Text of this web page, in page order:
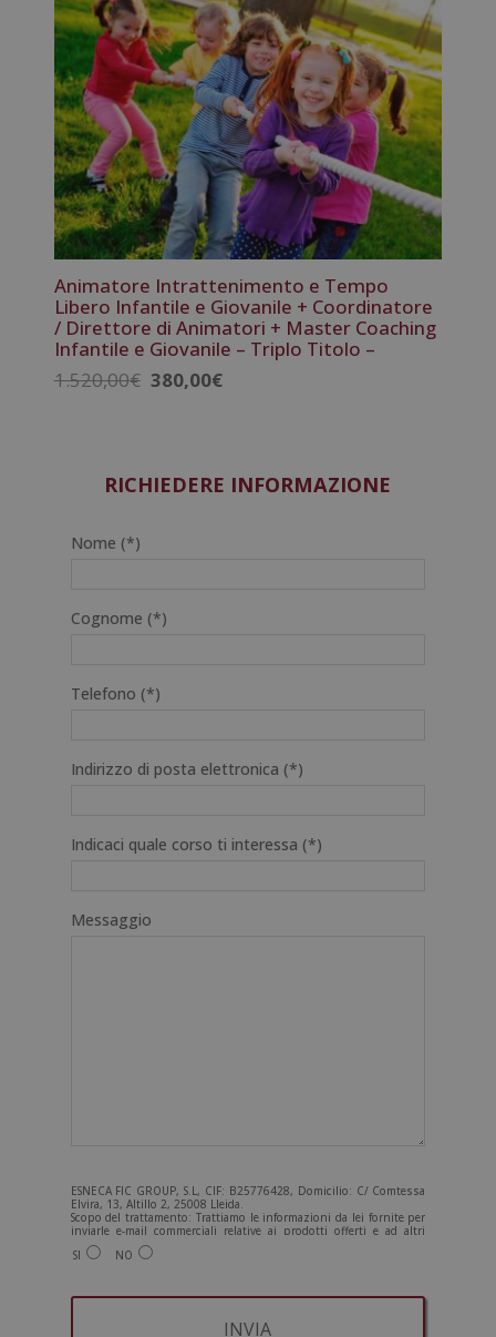
2.380,00€.595,00€.
Animatore Intrattenimento e Tempo
Libero Infantile e Giovanile + Coordinatore
/ Direttore di Animatori + Master Coaching
Infantile e Giovanile – Triplo Titolo –
1.520,00€ Il
1.520,00€.
380,00€Il
380,00€.
RICHIEDERE INFORMAZIONE
Nome (*)
Cognome (*)
Telefono (*)
Indirizzo di posta elettronica (*)
Indicaci quale corso ti interessa (*)
Messaggio
ESNECA FIC GROUP, S.L, CIF: B25776428, Domicilio: C/ Comtessa
Elvira, 13, Altillo 2, 25008 Lleida.
Scopo del trattamento: Trattiamo le informazioni da lei fornite per
inviarle e-mail commerciali relative ai prodotti offerti e ad altri
prodotti che potrebbero interessarla. Legittimazione del
trattamento: Consenso dell'interessato. Diritti: Può esercitare i
Per ulteriori informazioni, consulti la nostra Politica sulla privacy.
SI NO